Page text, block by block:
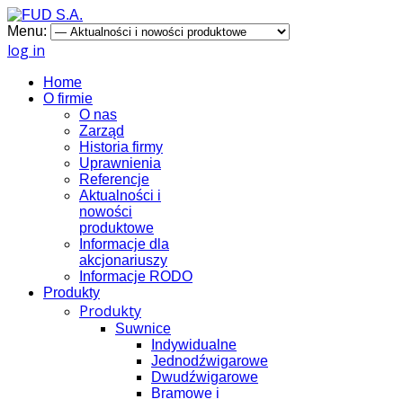
Menu:
log in
Home
O firmie
O nas
Zarząd
Historia firmy
Uprawnienia
Referencje
Aktualności i
nowości
produktowe
Informacje dla
akcjonariuszy
Informacje RODO
Produkty
Produkty
Suwnice
Indywidualne
Jednodźwigarowe
Dwudźwigarowe
Bramowe i